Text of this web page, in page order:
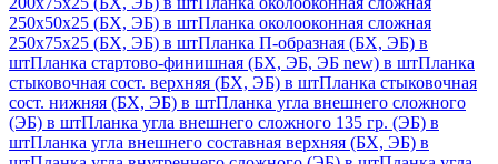
250х50х25 (БХ, ЭБ) в штПланка околооконная сложная
250х75х25 (БХ, ЭБ) в штПланка П-образная (БХ, ЭБ) в
штПланка стартово-финишная (БХ, ЭБ, ЭБ new) в штПланка
стыковочная сост. верхняя (БХ, ЭБ) в штПланка стыковочная
сост. нижняя (БХ, ЭБ) в штПланка угла внешнего сложного
(ЭБ) в штПланка угла внешнего сложного 135 гр. (ЭБ) в
штПланка угла внешнего составная верхняя (БХ, ЭБ) в